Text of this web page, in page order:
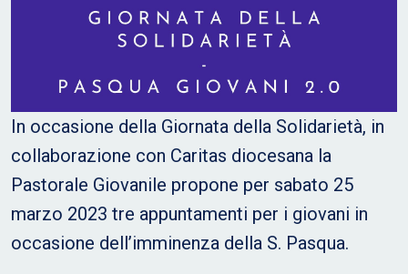
In occasione della Giornata della Solidarietà, in
collaborazione con Caritas diocesana la
Pastorale Giovanile propone per sabato 25
marzo 2023 tre appuntamenti per i giovani in
occasione dell’imminenza della S. Pasqua.